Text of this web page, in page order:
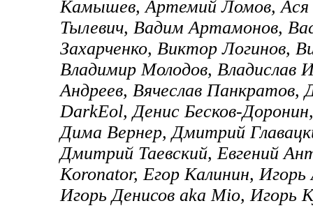
Камышев, Артемий Ломов, Ася
Тылевич, Вадим Артамонов,
Захарченко, Виктор Логинов,
Владимир Молодов, Владислав
Андреев, Вячеслав Панкратов,
DarkEol, Денис Бесков-
Дима Вернер, Дмитрий
Дмитрий Таевский, Евгений
Koronator, Егор Калинин,
Игорь Денисов aka Mio, Игорь